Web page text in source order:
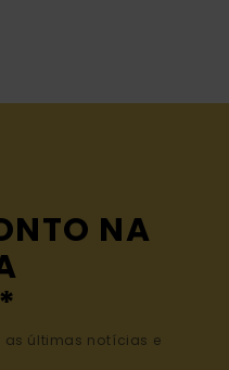
NA
as últimas notícias e